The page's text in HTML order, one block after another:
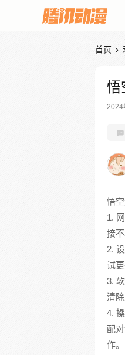
首页 
悟
2024
悟
1.
接
2.
试
3.
清
4.
配
作。